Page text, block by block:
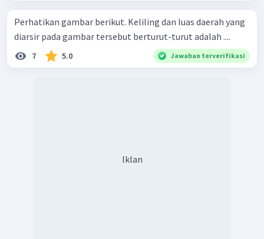
Perhatikan gambar berikut. Keliling dan luas daerah yang
diarsir pada gambar tersebut berturut-turut adalah ....
7 5.0 Jawaban terverifikasi
Iklan